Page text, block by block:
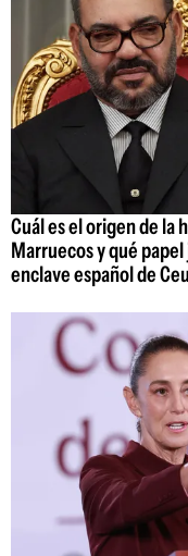
Cuál es el origen de la
Marruecos y qué
enclave español de